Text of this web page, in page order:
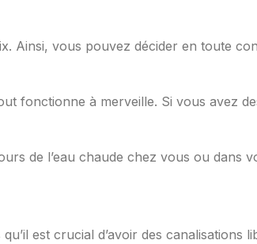
Ainsi, vous pouvez décider en toute
fonctionne à merveille. Si vous avez
de l’eau chaude chez vous ou dans
est crucial d’avoir des canalisations